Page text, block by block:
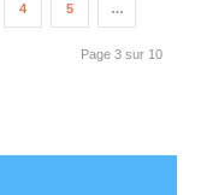
4 5 …
Page 3 sur 10